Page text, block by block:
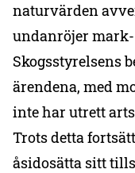
naturvärden
undanröjer
Skogsstyrelsens
ärendena, med
inte har utrett
Trots detta
åsidosätta sitt